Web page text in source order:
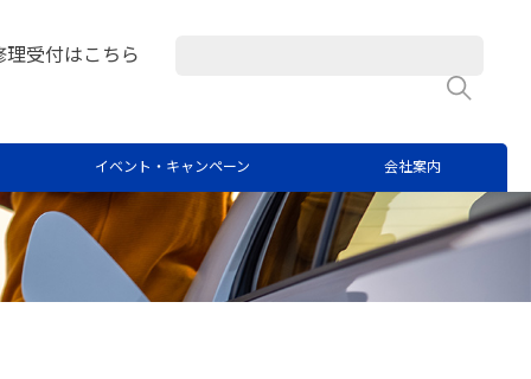
受付はこちら
会社案内
イベント・キャンペーン